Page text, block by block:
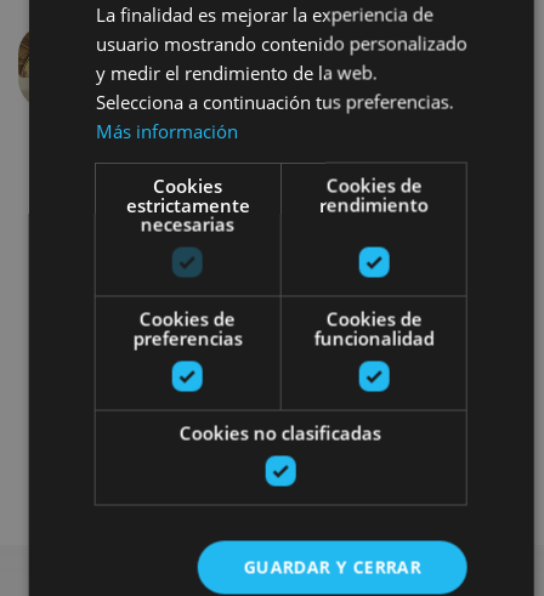
Aurrekoa
Gastronomía Balneario
Experiencias con alojamiento
Turismo activo selecto
Alojamientos singulares premium
La finalidad es mejorar la experiencia de
usuario mostrando contenido personalizado
y medir el rendimiento de la web.
Selecciona a continuación tus preferencias.
Más información
Cookies
estrictamente
necesarias
Cookies de
rendimiento
Cookies de
preferencias
Cookies de
funcionalidad
Cookies no clasificadas
GUARDAR Y CERRAR